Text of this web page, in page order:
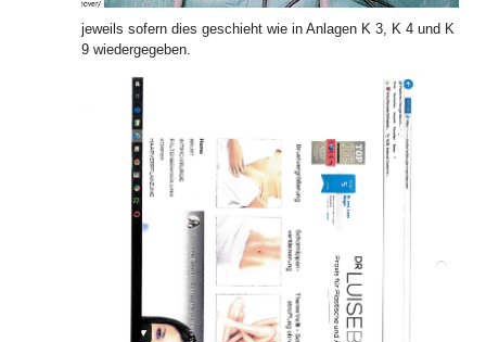
jeweils sofern dies geschieht wie in Anlagen K 3, K 4 und K
9 wiedergegeben.